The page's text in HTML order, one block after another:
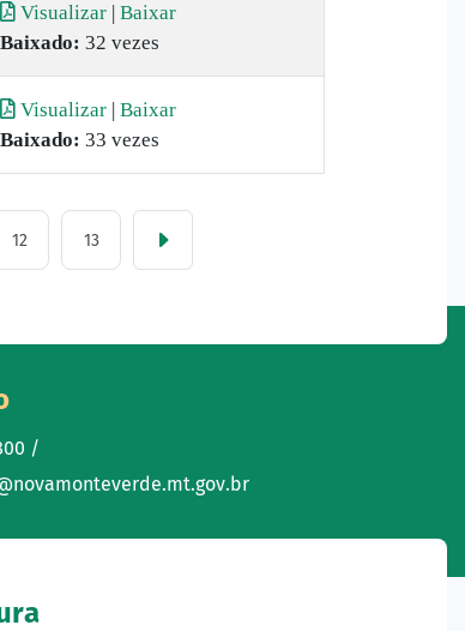
Visualizar | Baixar
Baixado: 32 vezes
Visualizar | Baixar
Baixado: 33 vezes
12 13
/